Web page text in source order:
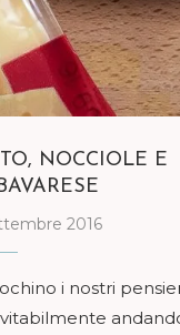
NOCCIOLE E
2016
i nostri